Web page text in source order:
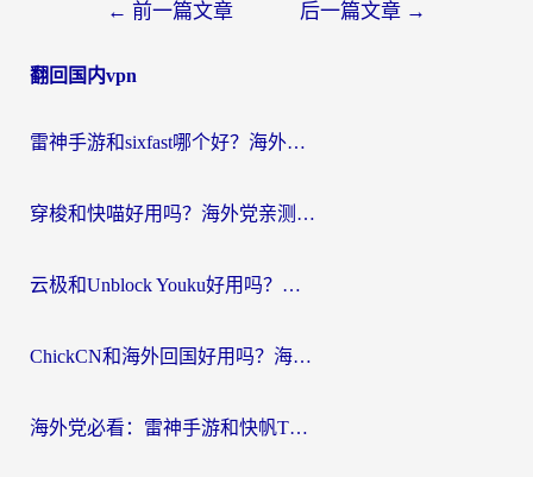
导
← 前一篇文章 后一篇文章 →
翻回国内vpn
雷神手游和sixfast哪个好？海外党亲测3款回国加速器，教你选对不踩坑
穿梭和快喵好用吗？海外党亲测：小众加速器对比+番茄加速器深度体验
云极和Unblock Youku好用吗？海外党亲测+2026回国加速器避坑指南
ChickCN和海外回国好用吗？海外党2026亲测：从手游到影音，选对加速器的3个关键
海外党必看：雷神手游和快帆TV版好用吗？3步选对回国加速器不踩坑